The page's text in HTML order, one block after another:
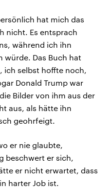
hat mich das
nicht. Es entsprach
während ich ihn
würde. Das Buch hat
ich selbst hoffte noch,
Donald Trump war
Bilder von ihm aus der
aus, als hätte ihn
geohrfeigt.
er nie glaubte,
beschwert er sich,
er nicht erwartet, dass
harter Job ist.